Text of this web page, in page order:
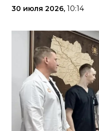
30 июля 2026, 10:14